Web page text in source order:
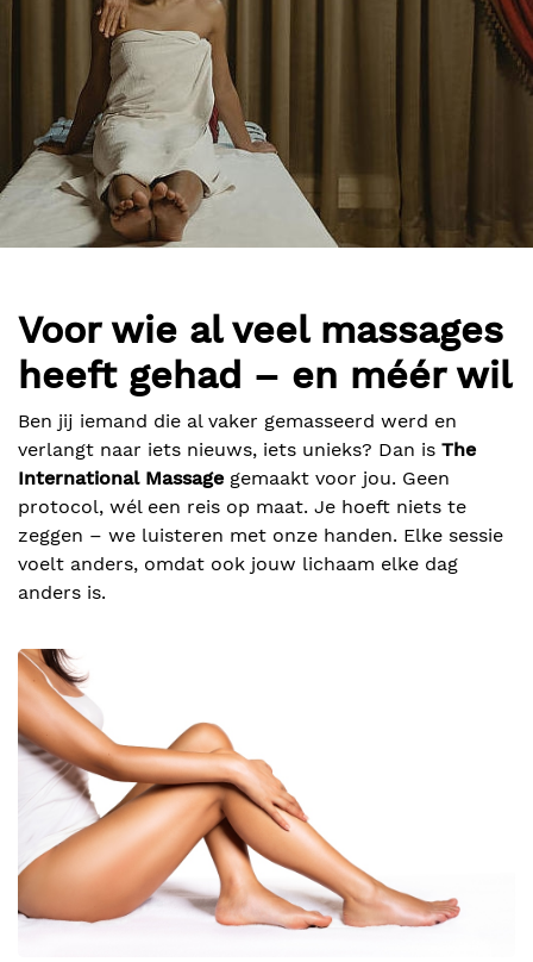
Voor wie al veel massages
heeft gehad – en méér wil
Ben jij iemand die al vaker gemasseerd werd en
verlangt naar iets nieuws, iets unieks? Dan is The
International Massagegemaakt voor jou. Geen
protocol, wél een reis op maat. Je hoeft niets te
zeggen – we luisteren met onze handen. Elke sessie
voelt anders, omdat ook jouw lichaam elke dag
anders is.